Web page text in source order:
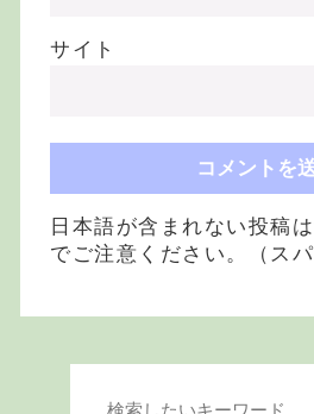
サイト
日本語が含まれない投稿
でご注意ください。（スパ